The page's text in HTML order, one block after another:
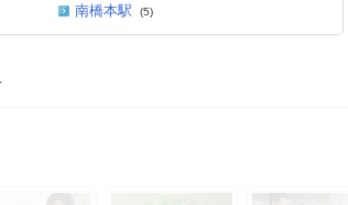
南橋本駅 (5)